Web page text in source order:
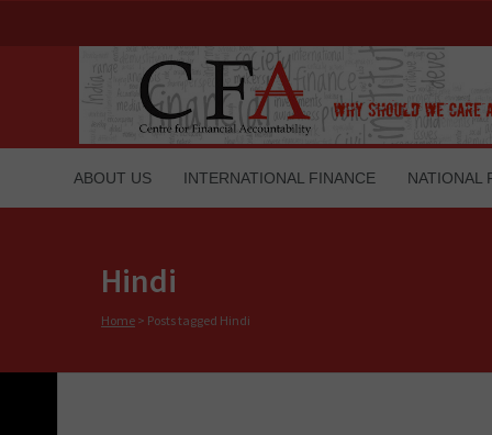
ABOUT US INTERNATIONAL FINANCE NATIONAL
Hindi
Home > Posts tagged Hindi